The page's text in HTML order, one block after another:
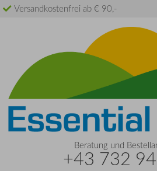
Versandkostenfrei ab € 90,-
Beratung und
+43 732